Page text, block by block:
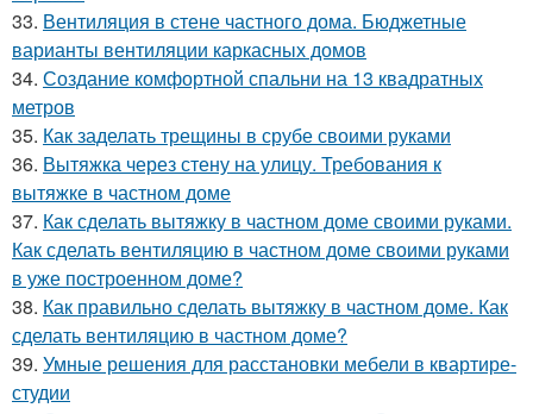
33. Вентиляция в стене частного дома. Бюджетные
варианты вентиляции каркасных домов
34. Создание комфортной спальни на 13 квадратных
метров
35. Как заделать трещины в срубе своими руками
36. Вытяжка через стену на улицу. Требования к
вытяжке в частном доме
37. Как сделать вытяжку в частном доме своими руками.
Как сделать вентиляцию в частном доме своими руками
в уже построенном доме?
38. Как правильно сделать вытяжку в частном доме. Как
сделать вентиляцию в частном доме?
39. Умные решения для расстановки мебели в квартире-
студии